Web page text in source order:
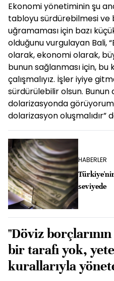
Ekonomi yönetiminin şu
tabloyu sürdürebilmesi ve
uğramaması için bazı
olduğunu vurgulayan Bali,
olarak, ekonomi olarak,
bunun sağlanması için,
çalışmalıyız. İşler iyiye
sürdürülebilir olsun. Bunun
dolarizasyonda
dolarizasyon oluşmalıdır”
HABERLER
seviyede
"Döviz
bir tarafı yok,
kurallarıyla